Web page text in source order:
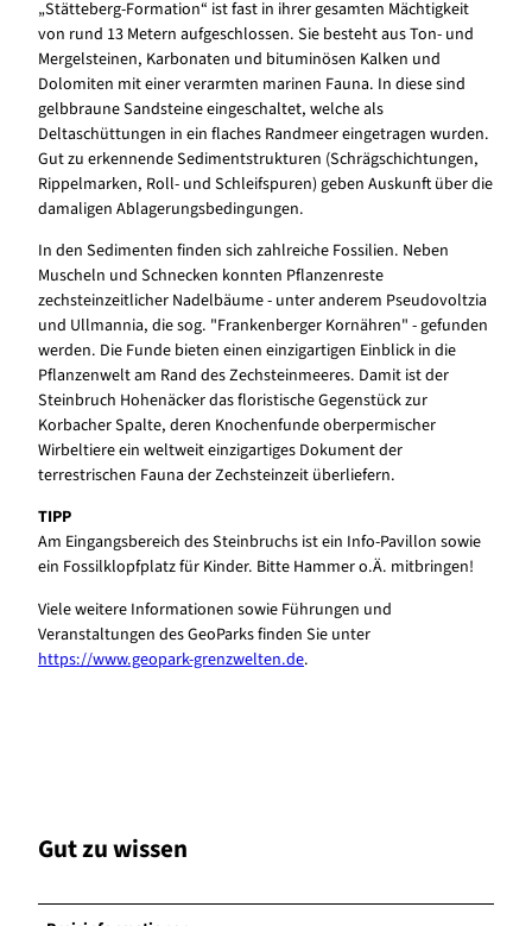
„Stätteberg-Formation“ ist fast in ihrer gesamten Mächtigkeit
von rund 13 Metern aufgeschlossen. Sie besteht aus Ton- und
Mergelsteinen, Karbonaten und bituminösen Kalken und
Dolomiten mit einer verarmten marinen Fauna. In diese sind
gelbbraune Sandsteine eingeschaltet, welche als
Deltaschüttungen in ein flaches Randmeer eingetragen wurden.
Gut zu erkennende Sedimentstrukturen (Schrägschichtungen,
Rippelmarken, Roll- und Schleifspuren) geben Auskunft über die
damaligen Ablagerungsbedingungen.
In den Sedimenten finden sich zahlreiche Fossilien. Neben
Muscheln und Schnecken konnten Pflanzenreste
zechsteinzeitlicher Nadelbäume - unter anderem Pseudovoltzia
und Ullmannia, die sog. "Frankenberger Kornähren" - gefunden
werden. Die Funde bieten einen einzigartigen Einblick in die
Pflanzenwelt am Rand des Zechsteinmeeres. Damit ist der
Steinbruch Hohenäcker das floristische Gegenstück zur
Korbacher Spalte, deren Knochenfunde oberpermischer
Wirbeltiere ein weltweit einzigartiges Dokument der
terrestrischen Fauna der Zechsteinzeit überliefern.
TIPP
Am Eingangsbereich des Steinbruchs ist ein Info-Pavillon sowie
ein Fossilklopfplatz für Kinder. Bitte Hammer o.Ä. mitbringen!
Viele weitere Informationen sowie Führungen und
Veranstaltungen des GeoParks finden Sie unter
https://www.geopark-grenzwelten.de.
Gut zu wissen